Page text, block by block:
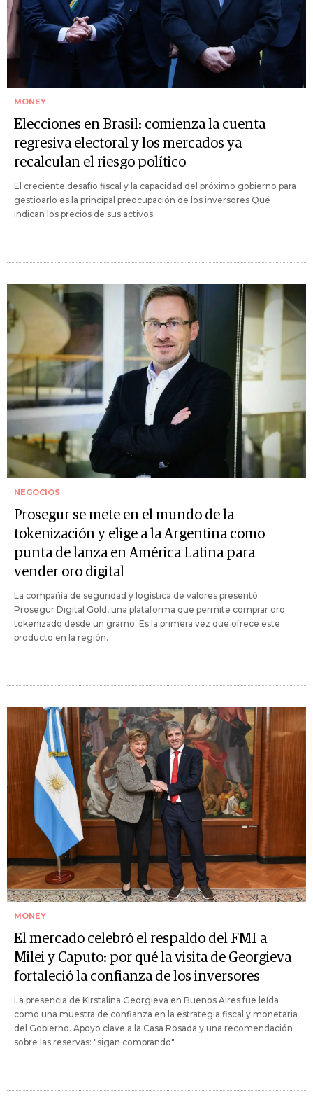
MONEY
Elecciones en Brasil: comienza la cuenta
regresiva electoral y los mercados ya
recalculan el riesgo político
El creciente desafío fiscal y la capacidad del próximo gobierno para
gestioarlo es la principal preocupación de los inversores Qué
indican los precios de sus activos
NEGOCIOS
Prosegur se mete en el mundo de la
tokenización y elige a la Argentina como
punta de lanza en América Latina para
vender oro digital
La compañía de seguridad y logística de valores presentó
Prosegur Digital Gold, una plataforma que permite comprar oro
tokenizado desde un gramo. Es la primera vez que ofrece este
producto en la región.
MONEY
El mercado celebró el respaldo del FMI a
Milei y Caputo: por qué la visita de Georgieva
fortaleció la confianza de los inversores
La presencia de Kirstalina Georgieva en Buenos Aires fue leída
como una muestra de confianza en la estrategia fiscal y monetaria
del Gobierno. Apoyo clave a la Casa Rosada y una recomendación
sobre las reservas: "sigan comprando"